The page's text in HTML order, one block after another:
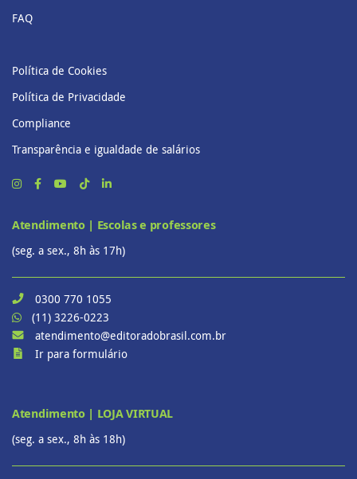
FAQ
Política de Cookies
Política de Privacidade
Compliance
Transparência e igualdade de salários
Atendimento | Escolas e professores
(seg. a sex., 8h às 17h)
0300 770 1055
(11) 3226-0223
atendimento@editoradobrasil.com.br
Ir para formulário
Atendimento | LOJA VIRTUAL
(seg. a sex., 8h às 18h)